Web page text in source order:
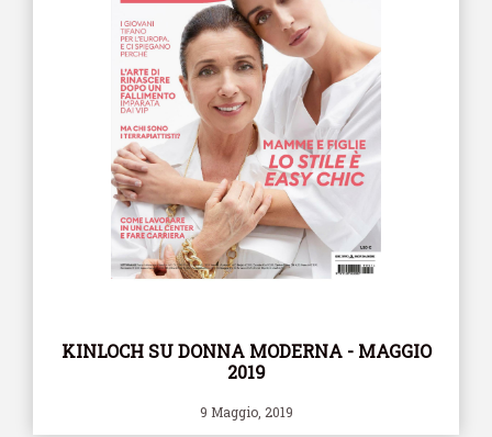
KINLOCH SU DONNA MODERNA - MAGGIO
2019
9 Maggio, 2019